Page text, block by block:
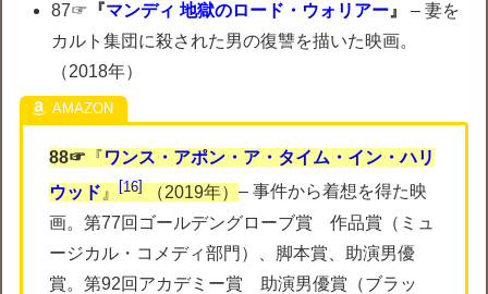
87☞ 『 マンディ 地獄のロード・ウォリアー』
– 妻を
カルト集団に殺された男の復讐を描いた映画。
（2018年）
88☞ 『 ワンス・アポン・ア・タイム・イン・ハリ
ウッド 』 16 （2019年）– 事件から着想を得た映
画。第77回ゴールデングローブ賞 作品賞（ミュ
ージカル・コメディ部門）、脚本賞、助演男優
賞。第92回アカデミー賞 助演男優賞（ブラッ